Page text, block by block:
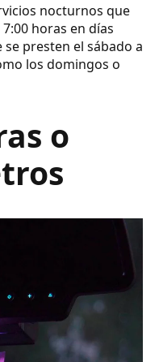
nocturnos que
horas en días
presten el sábado a
los domingos o
o